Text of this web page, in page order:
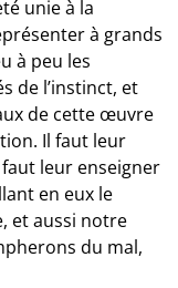
unie à la
à grands
à peu les
de l’instinct, et
de cette œuvre
Il faut leur
leur enseigner
en eux le
et aussi notre
du mal,